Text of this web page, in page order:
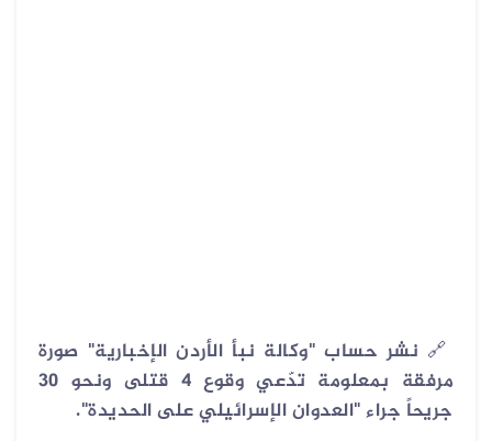
🔗 نشر حساب "وكالة نبأ الأردن الإخبارية" صورة
مرفقة بمعلومة تدّعي وقوع 4 قتلى ونحو 30
جريحاً جراء "العدوان الإسرائيلي على الحديدة".